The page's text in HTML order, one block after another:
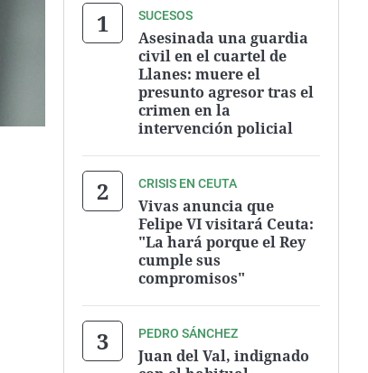
SUCESOS
Asesinada una guardia
civil en el cuartel de
Llanes: muere el
presunto agresor tras el
crimen en la
intervención policial
CRISIS EN CEUTA
Vivas anuncia que
Felipe VI visitará Ceuta:
"La hará porque el Rey
cumple sus
compromisos"
PEDRO SÁNCHEZ
Juan del Val, indignado